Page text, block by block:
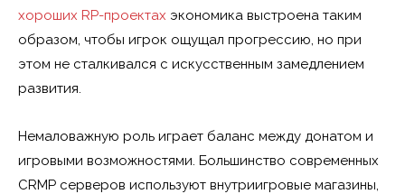
хороших RP-проектах экономика выстроена таким
образом, чтобы игрок ощущал прогрессию, но при
этом не сталкивался с искусственным замедлением
развития.
Немаловажную роль играет баланс между донатом и
игровыми возможностями. Большинство современных
CRMP серверов используют внутриигровые магазины,